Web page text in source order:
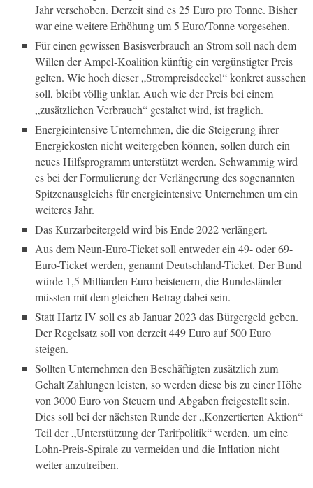
Jahr verschoben. Derzeit sind es 25 Euro pro Tonne. Bisher
war eine weitere Erhöhung um 5 Euro/Tonne vorgesehen.
Für einen gewissen Basisverbrauch an Strom soll nach dem
Willen der Ampel-Koalition künftig ein vergünstigter Preis
gelten. Wie hoch dieser „Strompreisdeckel“ konkret aussehen
soll, bleibt völlig unklar. Auch wie der Preis bei einem
„zusätzlichen Verbrauch“ gestaltet wird, ist fraglich.
Energieintensive Unternehmen, die die Steigerung ihrer
Energiekosten nicht weitergeben können, sollen durch ein
neues Hilfsprogramm unterstützt werden. Schwammig wird
es bei der Formulierung der Verlängerung des sogenannten
Spitzenausgleichs für energieintensive Unternehmen um ein
weiteres Jahr.
Das Kurzarbeitergeld wird bis Ende 2022 verlängert.
Aus dem Neun-Euro-Ticket soll entweder ein 49- oder 69-
Euro-Ticket werden, genannt Deutschland-Ticket. Der Bund
würde 1,5 Milliarden Euro beisteuern, die Bundesländer
müssten mit dem gleichen Betrag dabei sein.
Statt Hartz IV soll es ab Januar 2023 das Bürgergeld geben.
Der Regelsatz soll von derzeit 449 Euro auf 500 Euro
steigen.
Sollten Unternehmen den Beschäftigten zusätzlich zum
Gehalt Zahlungen leisten, so werden diese bis zu einer Höhe
von 3000 Euro von Steuern und Abgaben freigestellt sein.
Dies soll bei der nächsten Runde der „Konzertierten Aktion“
Teil der „Unterstützung der Tarifpolitik“ werden, um eine
Lohn-Preis-Spirale zu vermeiden und die Inflation nicht
weiter anzutreiben.